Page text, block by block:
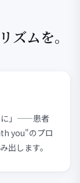
ズムを。
に」——患者
you"のプロ
出します。